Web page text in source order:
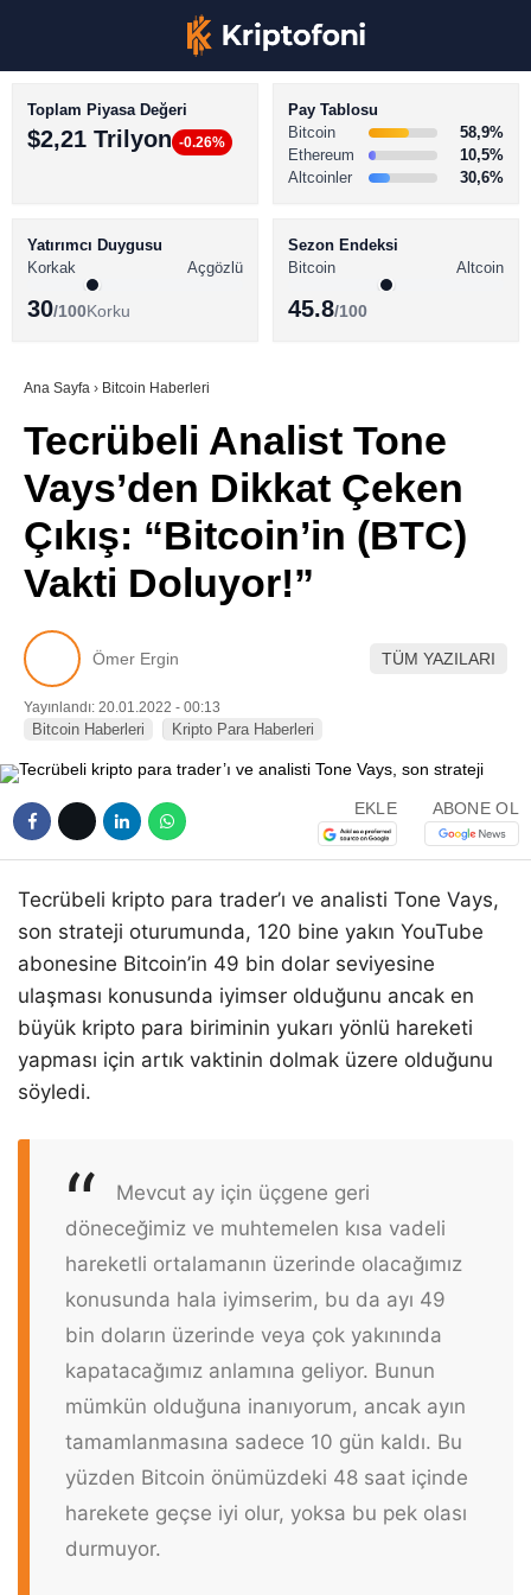
Youtube
TikTok
Pinterest
BİTCOİN HABERLERİ
ALTCOİN HABERLERİ
SÖZLÜK
Toplam Piyasa Değeri
$2,21 Trilyon -0.26%
Pay Tablosu
Bitcoin
58,9%
Ethereum
10,5%
Altcoinler
30,6%
Yatırımcı Duygusu
Korkak
Açgözlü
30/100Korku
Sezon Endeksi
Bitcoin
Altcoin
45.8/100
Ana Sayfa › Bitcoin Haberleri
Tecrübeli Analist Tone
Vays’den Dikkat Çeken
Çıkış: “Bitcoin’in (BTC)
Vakti Doluyor!”
Ömer Ergin TÜM YAZILARI
Yayınlandı: 20.01.2022 - 00:13
Bitcoin Haberleri Kripto Para Haberleri
EKLE ABONE OL
Tecrübeli kripto para trader’ı ve analisti Tone Vays,
son strateji oturumunda, 120 bine yakın YouTube
abonesine Bitcoin’in 49 bin dolar seviyesine
ulaşması konusunda iyimser olduğunu ancak en
büyük kripto para biriminin yukarı yönlü hareketi
yapması için artık vaktinin dolmak üzere olduğunu
söyledi.
Mevcut ay için üçgene geri
döneceğimiz ve muhtemelen kısa vadeli
hareketli ortalamanın üzerinde olacağımız
konusunda hala iyimserim, bu da ayı 49
bin doların üzerinde veya çok yakınında
kapatacağımız anlamına geliyor. Bunun
mümkün olduğuna inanıyorum, ancak ayın
tamamlanmasına sadece 10 gün kaldı. Bu
yüzden Bitcoin önümüzdeki 48 saat içinde
harekete geçse iyi olur, yoksa bu pek olası
durmuyor.